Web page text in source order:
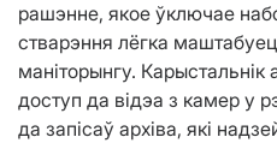
рашэнне, якое ўключае
стварэння лёгка
маніторынгу.
доступ да відэа з камер у
да запісаў архіва, які